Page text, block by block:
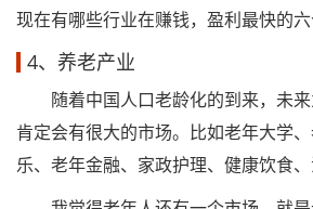
现在有哪些行业在赚钱，盈利最快的六
4、养老产业
随着中国人口老龄化的到来，未来
肯定会有很大的市场。比如老年大学
乐、老年金融、家政护理、健康饮食、